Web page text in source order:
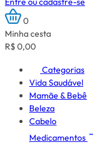
0
Minha cesta
R$ 0,00
Categorias
Vida Saudável
Mamãe & Bebê
Beleza
Cabelo
Medicamentos